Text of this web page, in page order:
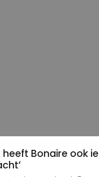
heeft Bonaire ook